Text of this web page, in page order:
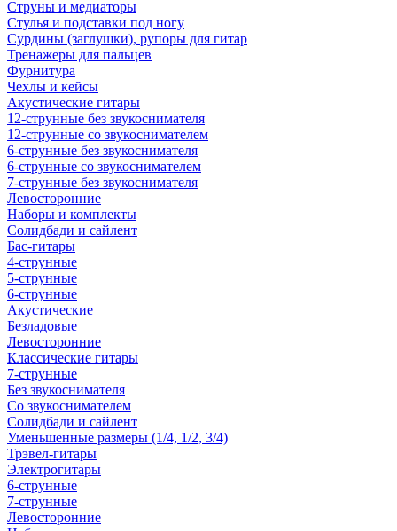
Струны и медиаторы
Стулья и подставки под ногу
Сурдины (заглушки), рупоры для гитар
Тренажеры для пальцев
Фурнитура
Чехлы и кейсы
Акустические гитары
12-струнные без звукоснимателя
12-струнные со звукоснимателем
6-струнные без звукоснимателя
6-струнные со звукоснимателем
7-струнные без звукоснимателя
Левосторонние
Наборы и комплекты
Солидбади и сайлент
Бас-гитары
4-струнные
5-струнные
6-струнные
Акустические
Безладовые
Левосторонние
Классические гитары
7-струнные
Без звукоснимателя
Со звукоснимателем
Солидбади и сайлент
Уменьшенные размеры (1/4, 1/2, 3/4)
Трэвел-гитары
Электрогитары
6-струнные
7-струнные
Левосторонние